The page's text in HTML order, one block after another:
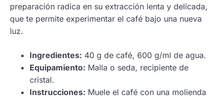
preparación radica en su extracción lenta y delicada,
que te permite experimentar el café bajo una nueva
luz.
Ingredientes: 40 g de café, 600 g/ml de agua.
Equipamiento: Malla o seda, recipiente de
cristal.
Instrucciones: Muele el café con una molienda